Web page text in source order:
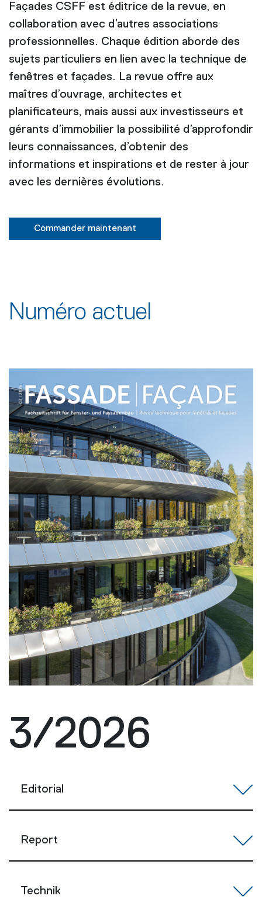
Façades CSFF est éditrice de la revue, en
collaboration avec d’autres associations
professionnelles. Chaque édition aborde des
sujets particuliers en lien avec la technique de
fenêtres et façades. La revue offre aux
maîtres d’ouvrage, architectes et
planificateurs, mais aussi aux investisseurs et
gérants d’immobilier la possibilité d’approfondir
leurs connaissances, d’obtenir des
informations et inspirations et de rester à jour
avec les dernières évolutions.
Commander maintenant
Numéro actuel
3/2026
Editorial
Report
Technik